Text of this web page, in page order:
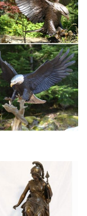
"Собака"
куклы и игрушки
2018».Символом
издавна
товаров »
Борзая на
на Ярмарке